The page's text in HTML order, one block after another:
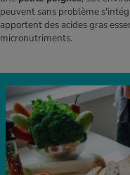
peuvent sans problème
apportent des acides gras
micronutriments.